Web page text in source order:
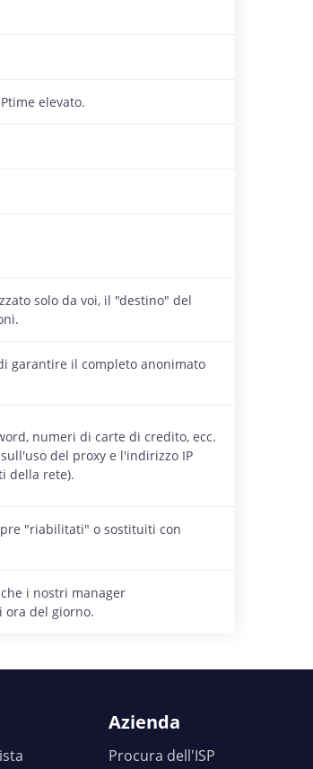
elevato.
solo da voi, il "destino" del
garantire il completo anonimato
numeri di carte di credito, ecc.
del proxy e l'indirizzo IP
della rete).
"riabilitati" o sostituiti con
i nostri manager
ora del giorno.
Azienda
Procura dell'ISP